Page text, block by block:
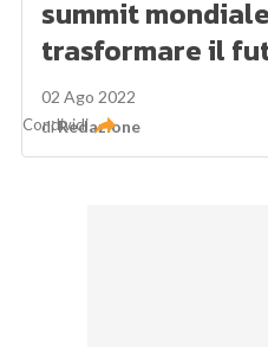
summit
trasformare il
02 Ago 2022
diRedazione
Condividi